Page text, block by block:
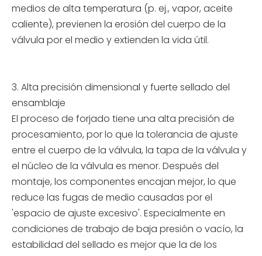
medios de alta temperatura (p. ej., vapor, aceite
caliente), previenen la erosión del cuerpo de la
válvula por el medio y extienden la vida útil.
3. Alta precisión dimensional y fuerte sellado del
ensamblaje
El proceso de forjado tiene una alta precisión de
procesamiento, por lo que la tolerancia de ajuste
entre el cuerpo de la válvula, la tapa de la válvula y
el núcleo de la válvula es menor. Después del
montaje, los componentes encajan mejor, lo que
reduce las fugas de medio causadas por el
'espacio de ajuste excesivo'. Especialmente en
condiciones de trabajo de baja presión o vacío, la
estabilidad del sellado es mejor que la de los